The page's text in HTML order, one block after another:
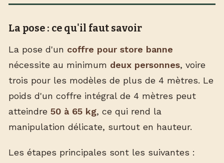
La pose : ce qu'il faut savoir
La pose d'un coffre pour store banne
nécessite au minimum deux personnes, voire
trois pour les modèles de plus de 4 mètres. Le
poids d'un coffre intégral de 4 mètres peut
atteindre 50 à 65 kg, ce qui rend la
manipulation délicate, surtout en hauteur.
Les étapes principales sont les suivantes :